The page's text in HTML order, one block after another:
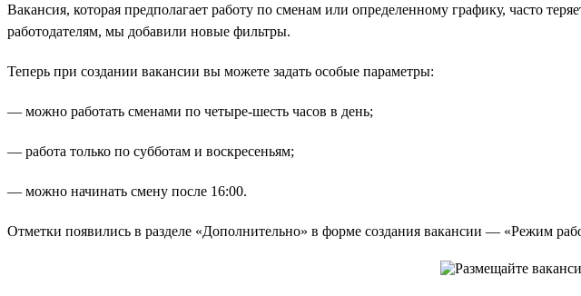
Вакансия, которая предполагает работу по сменам или определенному графику, часто
работодателям, мы добавили новые фильтры.
Теперь при создании вакансии вы можете задать особые параметры:
— можно работать сменами по четыре-шесть часов в день;
— работа только по субботам и воскресеньям;
— можно начинать смену после 16:00.
Отметки появились в разделе «Дополнительно» в форме создания вакансии — «Режим